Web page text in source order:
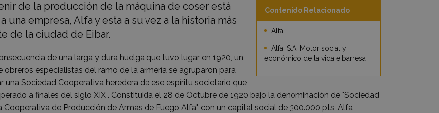
Contenido Relacionado
Alfa
Alfa, S.A. Motor social y
económico de la vida eibarresa
de la producción de la máquina de coser está
una empresa, Alfa y esta a su vez a la historia más
de la ciudad de Eibar.
de una larga y dura huelga que tuvo lugar en 1920, un
obreros especialistas del ramo de la armería se agruparon para
una Sociedad Cooperativa heredera de ese espíritu societario que
a finales del siglo XIX . Constituida el 28 de Octubre de 1920 bajo la denominación de "Sociedad
Cooperativa de Producción de Armas de Fuego Alfa", con un capital social de 300.000 pts, Alfa